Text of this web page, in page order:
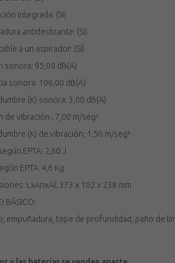
integrada: (SI)
antideslizante: (SI)
a un aspirador: (SI)
sonora: 95,00 dB(A)
sonora: 106,00 dB(A)
(K) sonora: 3,00 dB(A)
de vibración : 7,00 m/seg²
(K) de vibración: 1,50 m/seg²
EPTA: 2,80 J
EPTA: 4,6 Kg
LxAnxAl: 373 x 102 x 238 mm
BÁSICO:
empuñadura, tope de profundidad, paño de